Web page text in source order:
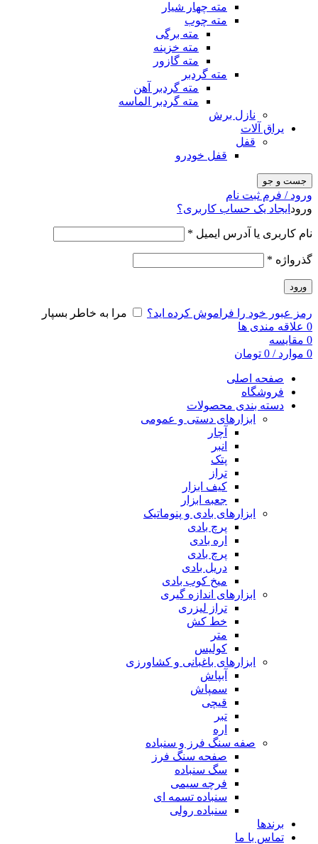
مته چهار شیار
مته چوب
مته برگی
مته خزینه
مته گازور
مته گردبر
مته گردبر آهن
مته گردبر الماسه
نازل برش
یراق آلات
قفل
قفل خودرو
جست و جو
ورود / فرم ثبت نام
ورود ایجاد یک حساب کاربری؟
نام کاربری یا آدرس ایمیل *
گذرواژه *
ورود
رمز عبور خود را فراموش کرده اید؟
مرا به خاطر بسپار
0 علاقه مندی ها
0 مقایسه
0 موارد /
0 تومان
صفحه اصلی
فروشگاه
دسته بندی محصولات
ابزارهای دستی و عمومی
آچار
انبر
پتک
تراز
کیف ابزار
جعبه ابزار
ابزارهای بادی و پنوماتیک
پرچ بادی
اره بادی
پرچ بادی
دریل بادی
میخ کوب بادی
ابزارهای اندازه گیری
تراز لیزری
خط کش
متر
کولیس
ابزارهای باغبانی و کشاورزی
آبپاش
سمپاش
قیچی
تبر
اره
صفه سنگ فرز و سنباده
صفحه سنگ فرز
سگ سنباده
فرچه سیمی
سنباده تسمه ای
سنباده رولی
برندها
تماس با ما